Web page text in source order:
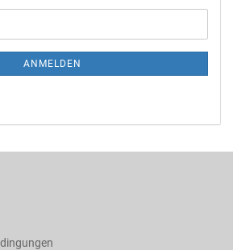
ANMELDEN